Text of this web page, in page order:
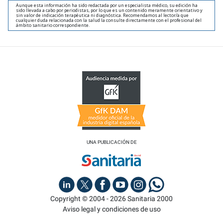
Aunque esta información ha sido redactada por un especialista médico, su edición ha
sido llevada a cabo por periodistas, por lo que es un contenido meramente orientativo y
sin valor de indicación terapéutica ni diagnóstica. Recomendamos al lector/a que
cualquier duda relacionada con la salud la consulte directamente con el profesional del
ámbito sanitario correspondiente.
UNA PUBLICACIÓN DE
Copyright © 2004 - 2026 Sanitaria 2000
Aviso legal y condiciones de uso